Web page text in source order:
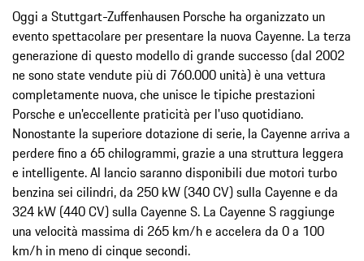
Oggi a Stuttgart-Zuffenhausen Porsche ha organizzato un
evento spettacolare per presentare la nuova Cayenne. La terza
generazione di questo modello di grande successo (dal 2002
ne sono state vendute più di 760.000 unità) è una vettura
completamente nuova, che unisce le tipiche prestazioni
Porsche e un'eccellente praticità per l'uso quotidiano.
Nonostante la superiore dotazione di serie, la Cayenne arriva a
perdere fino a 65 chilogrammi, grazie a una struttura leggera
e intelligente. Al lancio saranno disponibili due motori turbo
benzina sei cilindri, da 250 kW (340 CV) sulla Cayenne e da
324 kW (440 CV) sulla Cayenne S. La Cayenne S raggiunge
una velocità massima di 265 km/h e accelera da 0 a 100
km/h in meno di cinque secondi.